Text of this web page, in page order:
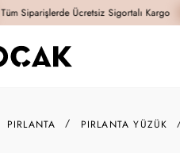
Tüm Siparişlerde Ücretsiz Sigortalı Kargo
PIRLANTA PIRLANTA YÜZÜK